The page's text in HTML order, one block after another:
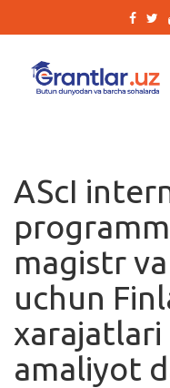
Ishlar
Kurslar
Blog
Yana
AScI
magistr
uchun
xarajatlari
amaliyot